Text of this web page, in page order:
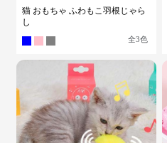
猫 おもちゃ ふわもこ羽根じゃら
し
全3色